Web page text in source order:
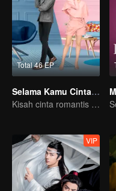
Total 46 EP
Selama Kamu Cinta Aku
Kisah cinta romantis Dylan Xiong dan Lai Yumeng
VIP